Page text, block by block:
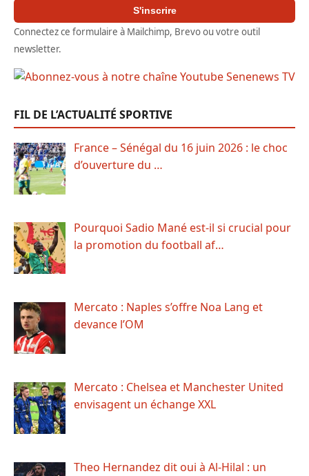
S'inscrire
Connectez ce formulaire à Mailchimp, Brevo ou votre outil
newsletter.
FIL DE L’ACTUALITÉ SPORTIVE
France – Sénégal du 16 juin 2026 : le choc
d’ouverture du …
Pourquoi Sadio Mané est-il si crucial pour
la promotion du football af…
Mercato : Naples s’offre Noa Lang et
devance l’OM
Mercato : Chelsea et Manchester United
envisagent un échange XXL
Theo Hernandez dit oui à Al-Hilal : un